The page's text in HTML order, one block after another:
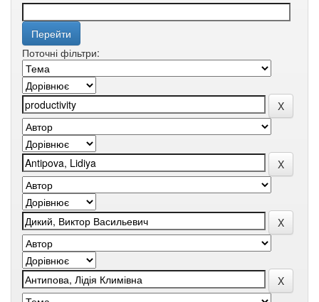
Поточні фільтри: